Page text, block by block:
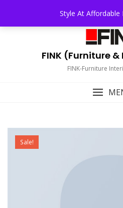
Style At Affordable
content
TOP
FINK (Furniture
FINK-Furniture
Sale!